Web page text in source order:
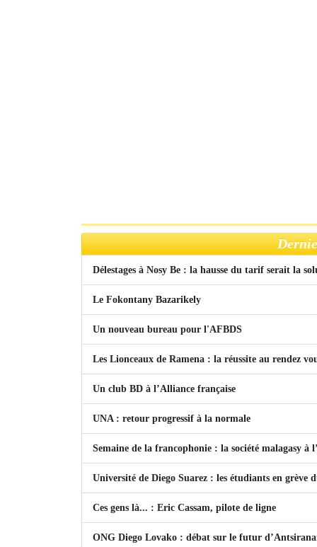
Délestages à Nosy Be : la hausse du tarif serait la
Le Fokontany Bazarikely
Un nouveau bureau pour l'AFBDS
Les Lionceaux de Ramena : la réussite au rendez
Un club BD à l’Alliance française
UNA : retour progressif à la normale
Semaine de la francophonie : la société malagasy à
Université de Diego Suarez : les étudiants en grève
Ces gens là... : Eric Cassam, pilote de ligne
ONG Diego Lovako : débat sur le futur